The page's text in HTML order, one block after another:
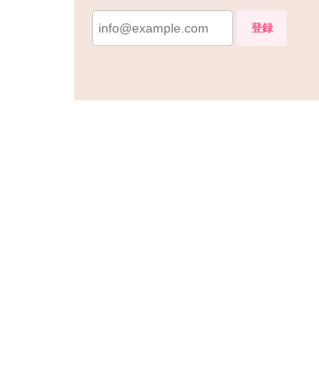
登録